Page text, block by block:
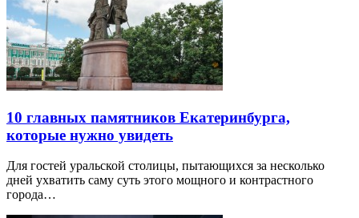
10 главных памятников Екатеринбурга,
которые нужно увидеть
Для гостей уральской столицы, пытающихся за несколько
дней ухватить саму суть этого мощного и контрастного
города…